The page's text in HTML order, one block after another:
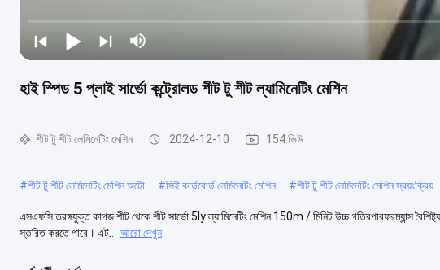
হাই স্পিড 5 প্লাই সার্ভো কন্ট্রোলড শীট টু শীট ল্যামিনেটিং মেশিন
শীট টু শীট লেমিনেটিং মেশিন 2024-12-10 154 ভিউ
#শীট টু শীট লেমিনেটিং মেশিন অটো #সিই কার্ডবোর্ড লেমিনেটিং মেশিন #শীট টু শীট লেমিনেটিং মেশিন স্বয়ংক্রিয়
এসএফসি তরঙ্গযুক্ত কাগজ শীট থেকে শীট সার্ভো 5ly ল্যামিনেটিং মেশিন 150m / মিনিট উচ্চ গতিরপারফরম্যান্স
স্তরিত করতে পারে। এট...
আরো দেখুন